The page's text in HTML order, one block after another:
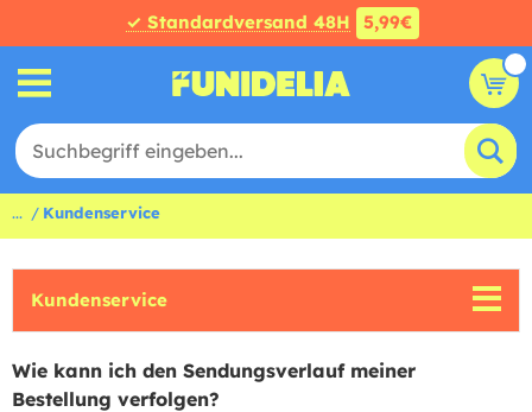
✓ Standardversand 48H 5,99€
... Kundenservice
Kundenservice
Wie kann ich den Sendungsverlauf meiner
Bestellung verfolgen?